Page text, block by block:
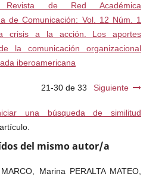
Revista de Red Académica
de Comunicación: Vol. 12 Núm. 1
crisis a la acción. Los aportes
la comunicación organizacional
iberoamericana
21-30 de 33 Siguiente
una búsqueda de similitud
del mismo autor/a
Marina PERALTA MATEO,